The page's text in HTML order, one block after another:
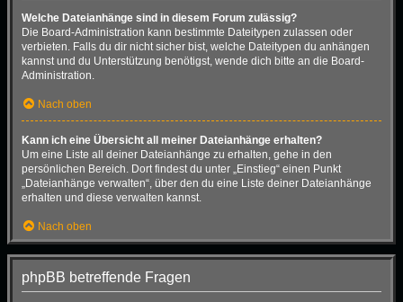
Welche Dateianhänge sind in diesem Forum zulässig?
Die Board-Administration kann bestimmte Dateitypen zulassen oder
verbieten. Falls du dir nicht sicher bist, welche Dateitypen du anhängen
kannst und du Unterstützung benötigst, wende dich bitte an die Board-
Administration.
Nach oben
Kann ich eine Übersicht all meiner Dateianhänge erhalten?
Um eine Liste all deiner Dateianhänge zu erhalten, gehe in den
persönlichen Bereich. Dort findest du unter „Einstieg“ einen Punkt
„Dateianhänge verwalten“, über den du eine Liste deiner Dateianhänge
erhalten und diese verwalten kannst.
Nach oben
phpBB betreffende Fragen